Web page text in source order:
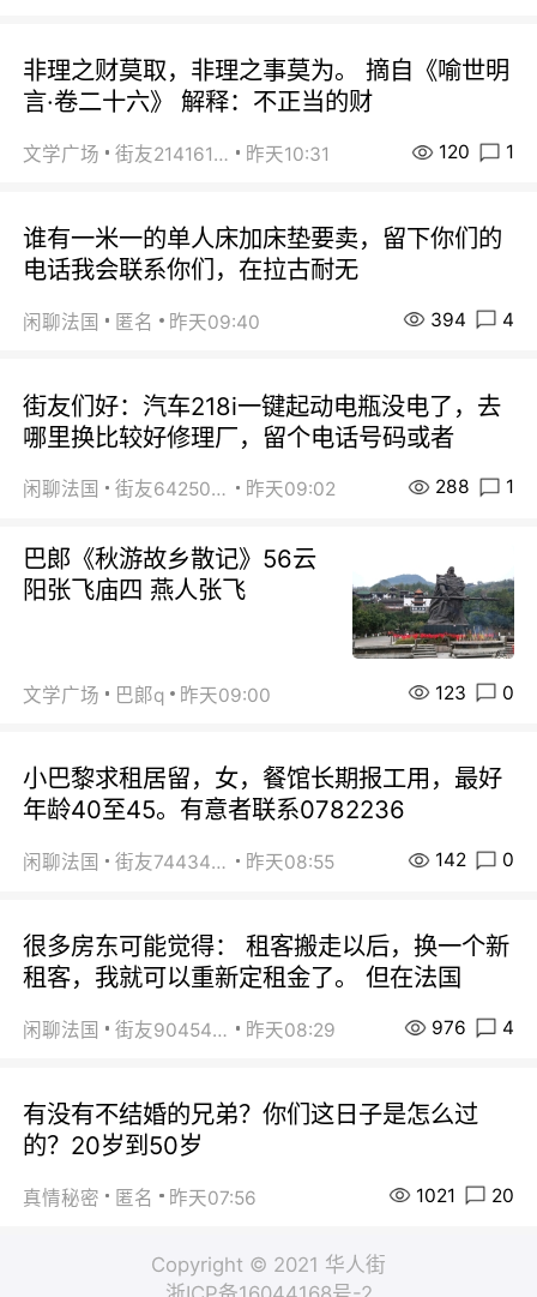
非理之财莫取，非理之事莫为。 摘自《喻世明
言·卷二十六》 解释：不正当的财
文学广场 街友21416156 昨天10:31 120 1
谁有一米一的单人床加床垫要卖，留下你们的
电话我会联系你们，在拉古耐无
闲聊法国 匿名 昨天09:40 394 4
街友们好：汽车218i一键起动电瓶没电了，去
哪里换比较好修理厂，留个电话号码或者
闲聊法国 街友64250024 昨天09:02 288 1
巴郞《秋游故乡散记》56云
阳张飞庙四 燕人张飞
文学广场 巴郞q 昨天09:00 123 0
小巴黎求租居留，女，餐馆长期报工用，最好
年龄40至45。有意者联系0782236
闲聊法国 街友74434350 昨天08:55 142 0
很多房东可能觉得： 租客搬走以后，换一个新
租客，我就可以重新定租金了。 但在法国
闲聊法国 街友90454511 昨天08:29 976 4
有没有不结婚的兄弟？你们这日子是怎么过
的？20岁到50岁
真情秘密 匿名 昨天07:56 1021 20
Copyright © 2021 华人街